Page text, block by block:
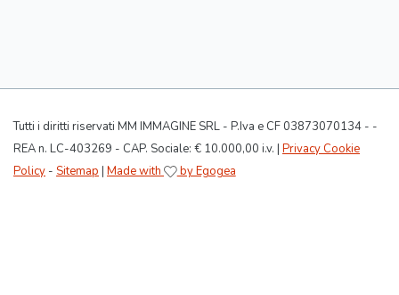
Tutti i diritti riservati MM IMMAGINE SRL - P.Iva e CF 03873070134 - -
REA n. LC-403269 - CAP. Sociale: € 10.000,00 i.v. | Privacy Cookie
Policy - Sitemap | Made with by Egogea